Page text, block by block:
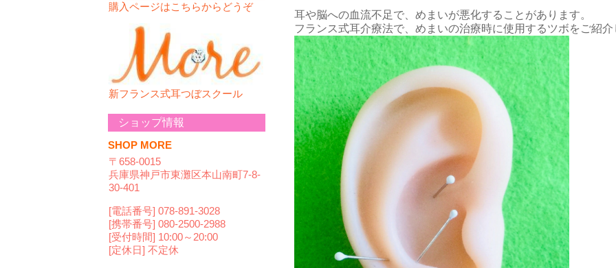
購入ページはこちらからどうぞ
新フランス式耳つぼスクール
ショップ情報
SHOP MORE
〒658-0015
兵庫県神戸市東灘区本山南町7-8-
30-401
[電話番号] 078-891-3028
[携帯番号] 080-2500-2988
[受付時間] 10:00～20:00
[定休日] 不定休
耳や脳への血流不足で、めまいが悪化することがあります。
フランス式耳介療法で、めまいの治療時に使用するツボをご紹介